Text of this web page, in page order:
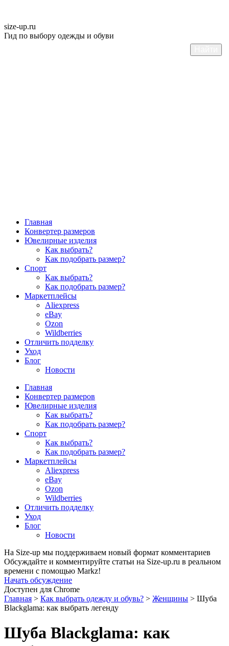
size-up.ru
Гид по выбору одежды и обуви
Главная
Конвертер размеров
Ювелирные изделия
Как выбрать?
Как подобрать размер?
Спорт
Как выбрать?
Как подобрать размер?
Маркетплейсы
Aliexpress
eBay
Ozon
Wildberries
Отличить подделку
Уход
Блог
Новости
Главная
Конвертер размеров
Ювелирные изделия
Как выбрать?
Как подобрать размер?
Спорт
Как выбрать?
Как подобрать размер?
Маркетплейсы
Aliexpress
eBay
Ozon
Wildberries
Отличить подделку
Уход
Блог
Новости
На Size-up мы поддерживаем новый формат комментариев
Обсуждайте и комментируйте статьи на Size-up.ru в реальном
времени с помощью Markz!
Начать обсуждение
Доступен для Chrome
Главная > Как выбрать одежду и обувь? > Женщины > Шуба
Blackglama: как выбрать легенду
Шуба Blackglama: как